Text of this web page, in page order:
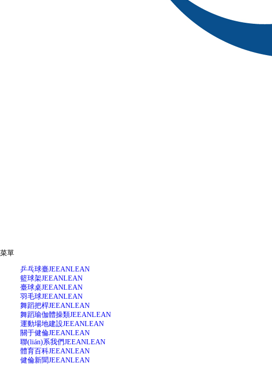
菜單
乒乓球臺JEEANLEAN
籃球架JEEANLEAN
臺球桌JEEANLEAN
羽毛球JEEANLEAN
舞蹈把桿JEEANLEAN
舞蹈瑜伽體操類JEEANLEAN
運動場地建設JEEANLEAN
關于健倫JEEANLEAN
聯(lián)系我們JEEANLEAN
體育百科JEEANLEAN
健倫新聞JEEANLEAN